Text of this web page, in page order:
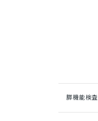
膵機能検査